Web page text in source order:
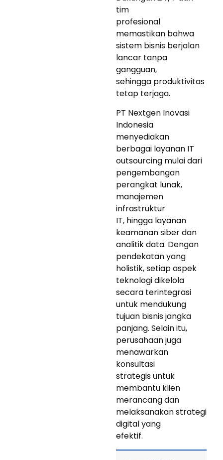
tim
profesional
memastikan bahwa
sistem bisnis berjalan
lancar tanpa
gangguan,
sehingga produktivitas
tetap terjaga.
PT Nextgen Inovasi
Indonesia
menyediakan
berbagai layanan IT
outsourcing mulai dari
pengembangan
perangkat lunak,
manajemen
infrastruktur
IT, hingga layanan
keamanan siber dan
analitik data. Dengan
pendekatan yang
holistik, setiap aspek
teknologi dikelola
secara terintegrasi
untuk mendukung
tujuan bisnis jangka
panjang. Selain itu,
perusahaan juga
menawarkan
konsultasi
strategis untuk
membantu klien
merancang dan
melaksanakan strategi
digital yang
efektif.